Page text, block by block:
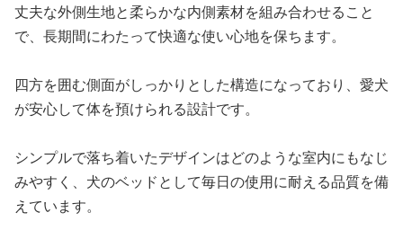
丈夫な外側生地と柔らかな内側素材を組み合わせること
で、長期間にわたって快適な使い心地を保ちます。
四方を囲む側面がしっかりとした構造になっており、愛犬
が安心して体を預けられる設計です。
シンプルで落ち着いたデザインはどのような室内にもなじ
みやすく、犬のベッドとして毎日の使用に耐える品質を備
えています。